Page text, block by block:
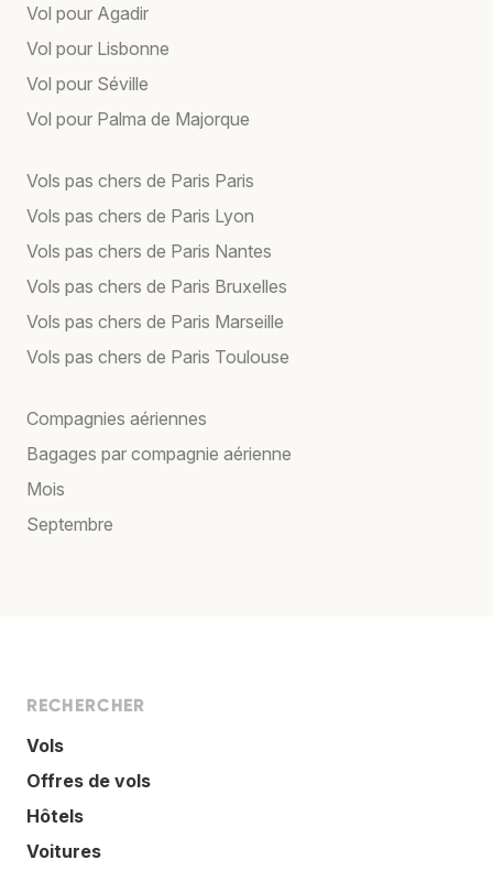
Vol pour Agadir
Vol pour Lisbonne
Vol pour Séville
Vol pour Palma de Majorque
Vols pas chers de Paris Paris
Vols pas chers de Paris Lyon
Vols pas chers de Paris Nantes
Vols pas chers de Paris Bruxelles
Vols pas chers de Paris Marseille
Vols pas chers de Paris Toulouse
Compagnies aériennes
Bagages par compagnie aérienne
Mois
Septembre
RECHERCHER
Vols
Offres de vols
Hôtels
Voitures